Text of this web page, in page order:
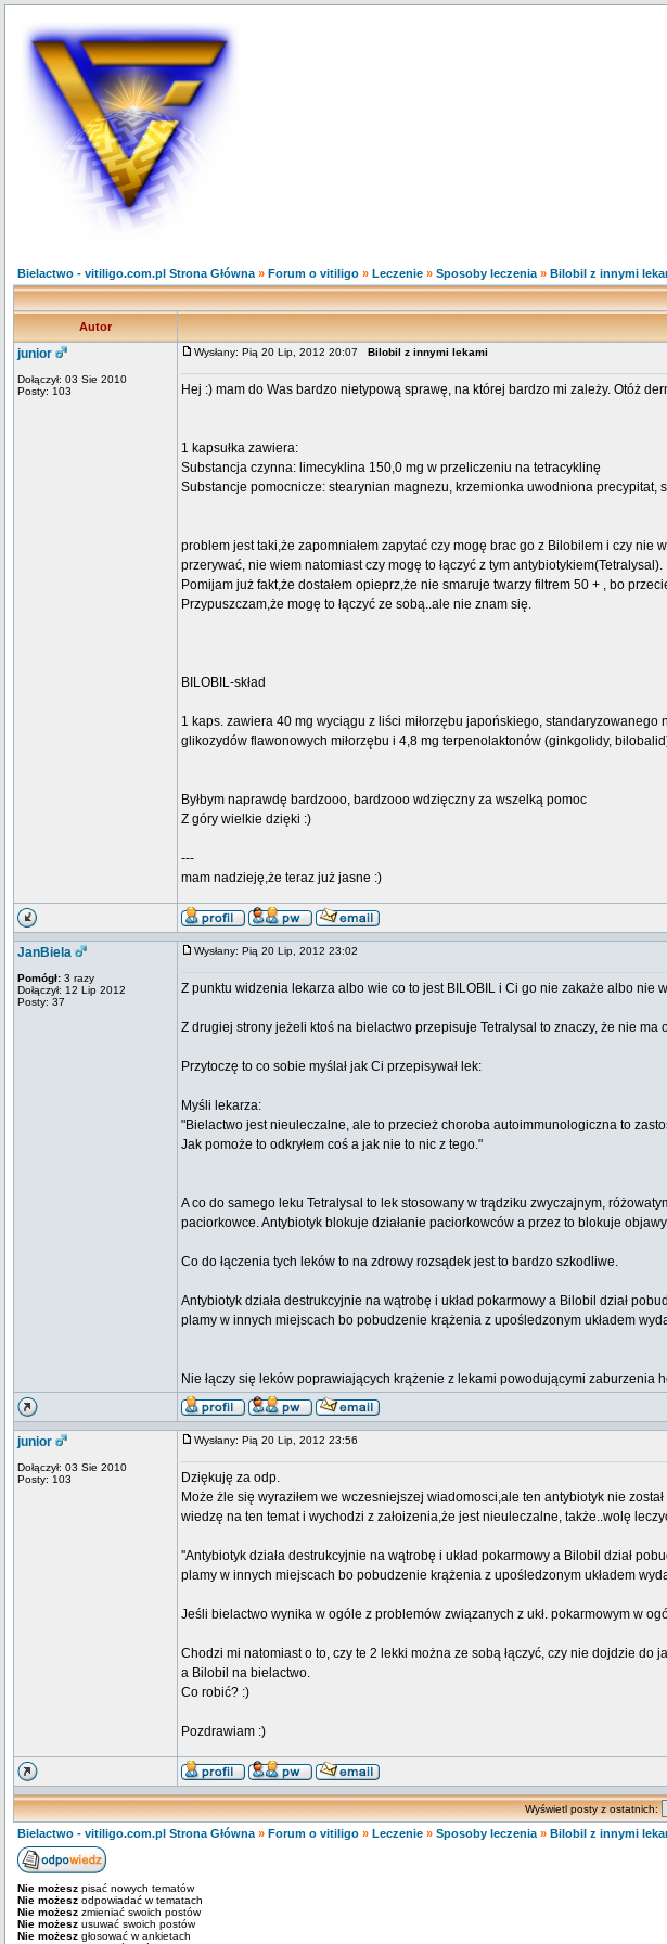
Bielactwo - vitiligo.com.pl Strona Główna » Forum o vitiligo » Leczenie » Sposoby leczenia » Bilobil z innymi
Autor
junior
Dołączył: 03 Sie 2010
Posty: 103
Wysłany: Pią 20 Lip, 2012 20:07 Bilobil z innymi lekami
Hej :) mam do Was bardzo nietypową sprawę, na której bardzo mi zależy. Otóż
1 kapsułka zawiera:
Substancja czynna: limecyklina 150,0 mg w przeliczeniu na tetracyklinę
Substancje pomocnicze: stearynian magnezu, krzemionka uwodniona precypitat,
problem jest taki,że zapomniałem zapytać czy mogę brac go z Bilobilem i czy
przerywać, nie wiem natomiast czy mogę to łączyć z tym
Pomijam już fakt,że dostałem opieprz,że nie smaruje twarzy filtrem 50 + , bo
Przypuszczam,że mogę to łączyć ze sobą..ale nie znam się.
BILOBIL-skład
1 kaps. zawiera 40 mg wyciągu z liści miłorzębu japońskiego,
glikozydów flawonowych miłorzębu i 4,8 mg terpenolaktonów (ginkgolidy,
Byłbym naprawdę bardzooo, bardzooo wdzięczny za wszelką pomoc
Z góry wielkie dzięki :)
---
mam nadzieję,że teraz już jasne :)
JanBiela
Pomógł: 3 razy
Dołączył: 12 Lip 2012
Posty: 37
Wysłany: Pią 20 Lip, 2012 23:02
Z punktu widzenia lekarza albo wie co to jest BILOBIL i Ci go nie zakaże albo
Z drugiej strony jeżeli ktoś na bielactwo przepisuje Tetralysal to znaczy, że nie
Przytoczę to co sobie myślał jak Ci przepisywał lek:
Myśli lekarza:
"Bielactwo jest nieuleczalne, ale to przecież choroba autoimmunologiczna to
Jak pomoże to odkryłem coś a jak nie to nic z tego."
A co do samego leku Tetralysal to lek stosowany w trądziku zwyczajnym,
paciorkowce. Antybiotyk blokuje działanie paciorkowców a przez to blokuje
Co do łączenia tych leków to na zdrowy rozsądek jest to bardzo szkodliwe.
Antybiotyk działa destrukcyjnie na wątrobę i układ pokarmowy a Bilobil dział
plamy w innych miejscach bo pobudzenie krążenia z upośledzonym układem
Nie łączy się leków poprawiających krążenie z lekami powodującymi zaburzenia
junior
Dołączył: 03 Sie 2010
Posty: 103
Wysłany: Pią 20 Lip, 2012 23:56
Dziękuję za odp.
Może żle się wyraziłem we wczesniejszej wiadomosci,ale ten antybiotyk nie
wiedzę na ten temat i wychodzi z załoizenia,że jest nieuleczalne, także..wolę
''Antybiotyk działa destrukcyjnie na wątrobę i układ pokarmowy a Bilobil dział
plamy w innych miejscach bo pobudzenie krążenia z upośledzonym układem
Jeśli bielactwo wynika w ogóle z problemów związanych z ukł. pokarmowym w
Chodzi mi natomiast o to, czy te 2 lekki można ze sobą łączyć, czy nie dojdzie
a Bilobil na bielactwo.
Co robić? :)
Pozdrawiam :)
Wyświetl posty z ostatnich:
Bielactwo - vitiligo.com.pl Strona Główna » Forum o vitiligo » Leczenie » Sposoby leczenia » Bilobil z innymi
Nie możesz pisać nowych tematów
Nie możesz odpowiadać w tematach
Nie możesz zmieniać swoich postów
Nie możesz usuwać swoich postów
Nie możesz głosować w ankietach